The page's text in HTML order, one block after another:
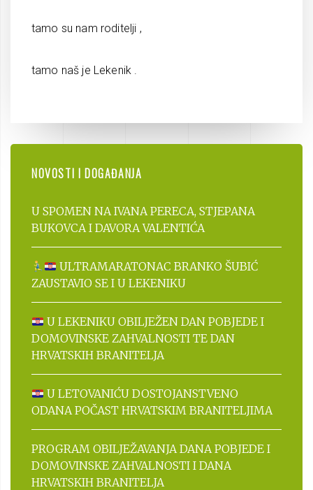
tamo su nam roditelji ,
tamo naš je Lekenik .
NOVOSTI I DOGAĐANJA
U SPOMEN NA IVANA PERECA, STJEPANA
BUKOVCA I DAVORA VALENTIĆA
ULTRAMARATONAC BRANKO ŠUBIĆ
ZAUSTAVIO SE I U LEKENIKU
U LEKENIKU OBILJEŽEN DAN POBJEDE I
DOMOVINSKE ZAHVALNOSTI TE DAN
HRVATSKIH BRANITELJA
U LETOVANIĆU DOSTOJANSTVENO
ODANA POČAST HRVATSKIM BRANITELJIMA
PROGRAM OBILJEŽAVANJA DANA POBJEDE I
DOMOVINSKE ZAHVALNOSTI I DANA
HRVATSKIH BRANITELJA